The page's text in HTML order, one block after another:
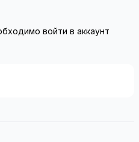
войти в аккаунт